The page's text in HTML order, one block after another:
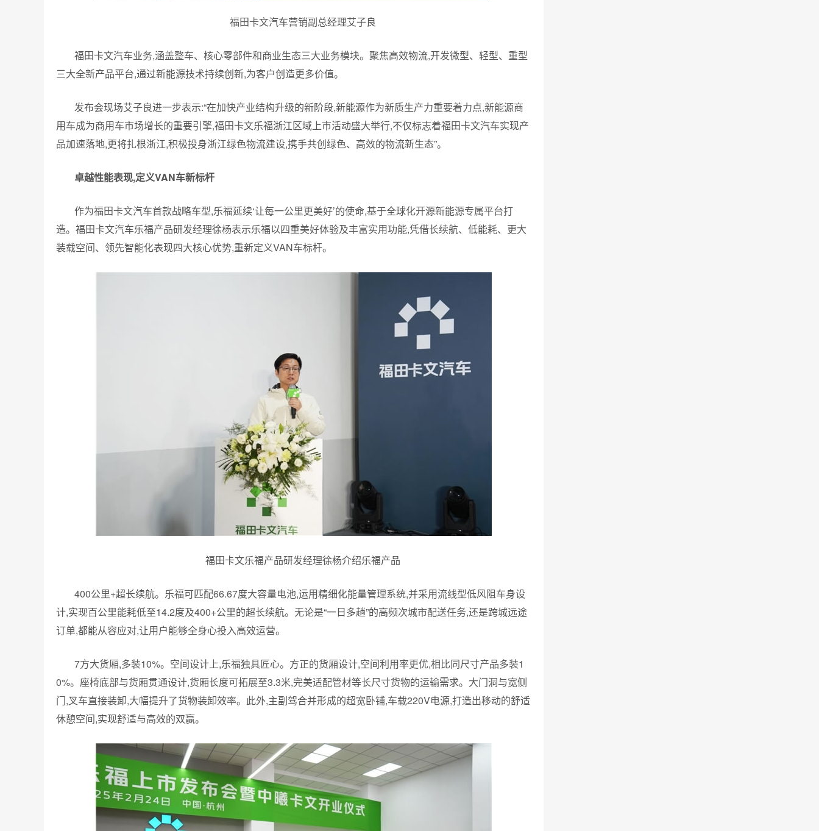
福田卡文汽车营销副总经理艾子良
福田卡文汽车业务,涵盖整车、核心零部件和商业生态三大业务模块。聚焦高效物流,开发微型、轻型、重型
三大全新产品平台,通过新能源技术持续创新,为客户创造更多价值。
发布会现场艾子良进一步表示:“在加快产业结构升级的新阶段,新能源作为新质生产力重要着力点,新能源商
用车成为商用车市场增长的重要引擎,福田卡文乐福浙江区域上市活动盛大举行,不仅标志着福田卡文汽车实现产
品加速落地,更将扎根浙江,积极投身浙江绿色物流建设,携手共创绿色、高效的物流新生态”。
卓越性能表现,定义VAN车新标杆
作为福田卡文汽车首款战略车型,乐福延续‘让每一公里更美好’的使命,基于全球化开源新能源专属平台打
造。福田卡文汽车乐福产品研发经理徐杨表示乐福以四重美好体验及丰富实用功能,凭借长续航、低能耗、更大
装载空间、领先智能化表现四大核心优势,重新定义VAN车标杆。
福田卡文乐福产品研发经理徐杨介绍乐福产品
400公里+超长续航。乐福可匹配66.67度大容量电池,运用精细化能量管理系统,并采用流线型低风阻车身设
计,实现百公里能耗低至14.2度及400+公里的超长续航。无论是“一日多趟”的高频次城市配送任务,还是跨城远途
订单,都能从容应对,让用户能够全身心投入高效运营。
7方大货厢,多装10%。空间设计上,乐福独具匠心。方正的货厢设计,空间利用率更优,相比同尺寸产品多装1
0%。座椅底部与货厢贯通设计,货厢长度可拓展至3.3米,完美适配管材等长尺寸货物的运输需求。大门洞与宽侧
门,叉车直接装卸,大幅提升了货物装卸效率。此外,主副驾合并形成的超宽卧铺,车载220V电源,打造出移动的舒适
休憩空间,实现舒适与高效的双赢。